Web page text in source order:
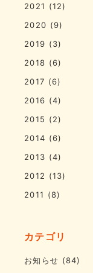
2021 (12)
2020 (9)
2019 (3)
2018 (6)
2017 (6)
2016 (4)
2015 (2)
2014 (6)
2013 (4)
2012 (13)
2011 (8)
カテゴリ
お知らせ (84)